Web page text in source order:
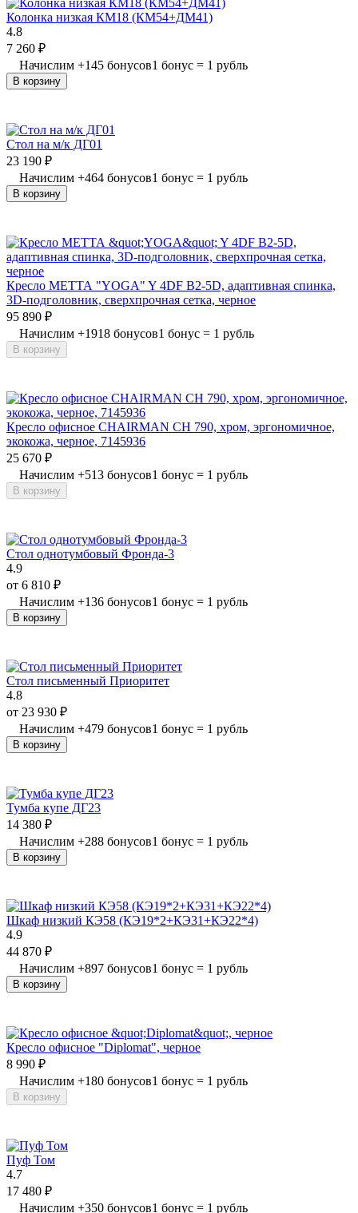
Колонка низкая КМ18 (КМ54+ДМ41)
4.8
7 260 ₽
Начислим +145 бонусов1 бонус = 1 рубль
В корзину
Стол на м/к ДГ01
23 190 ₽
Начислим +464 бонусов1 бонус = 1 рубль
В корзину
Кресло МЕТТА "YOGA" Y 4DF B2-5D, адаптивная спинка,
3D-подголовник, сверхпрочная сетка, черное
95 890 ₽
Начислим +1918 бонусов1 бонус = 1 рубль
В корзину
Кресло офисное CHAIRMAN CH 790, хром, эргономичное,
экокожа, черное, 7145936
25 670 ₽
Начислим +513 бонусов1 бонус = 1 рубль
В корзину
Стол однотумбовый Фронда-3
4.9
от 6 810 ₽
Начислим +136 бонусов1 бонус = 1 рубль
В корзину
Стол письменный Приоритет
4.8
от 23 930 ₽
Начислим +479 бонусов1 бонус = 1 рубль
В корзину
Тумба купе ДГ23
14 380 ₽
Начислим +288 бонусов1 бонус = 1 рубль
В корзину
Шкаф низкий КЭ58 (КЭ19*2+КЭ31+КЭ22*4)
4.9
44 870 ₽
Начислим +897 бонусов1 бонус = 1 рубль
В корзину
Кресло офисное "Diplomat", черное
8 990 ₽
Начислим +180 бонусов1 бонус = 1 рубль
В корзину
Пуф Том
4.7
17 480 ₽
Начислим +350 бонусов1 бонус = 1 рубль